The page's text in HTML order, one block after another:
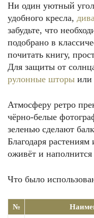
Ни один уютный
удобного кресла,
забудьте, что
подобрано в
почитать книгу,
Для защиты от
рулонные шторы или
Атмосферу ретро
чёрно-белые
зеленью сделают
Благодаря растениям
оживёт и
Что было
№